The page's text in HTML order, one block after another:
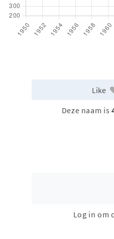
Like
Deze naam is
Log in om